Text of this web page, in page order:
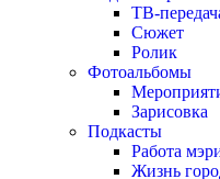
ТВ-
Сюжет
Ролик
Фотоальбомы
Зарисовка
Подкасты
Работа
Жизнь